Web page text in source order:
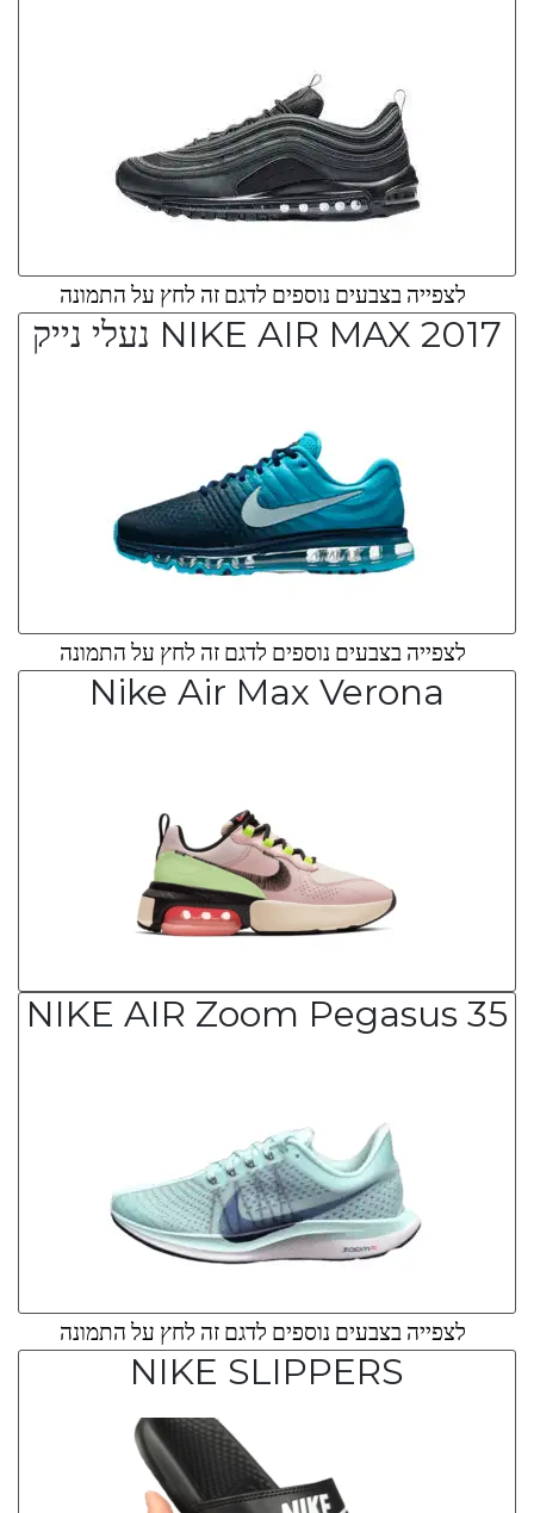
לצפייה בצבעים נוספים לדגם זה לחץ על התמונה
NIKE AIR MAX 2017 נעלי נייק
לצפייה בצבעים נוספים לדגם זה לחץ על התמונה
Nike Air Max Verona
NIKE AIR Zoom Pegasus 35
לצפייה בצבעים נוספים לדגם זה לחץ על התמונה
NIKE SLIPPERS